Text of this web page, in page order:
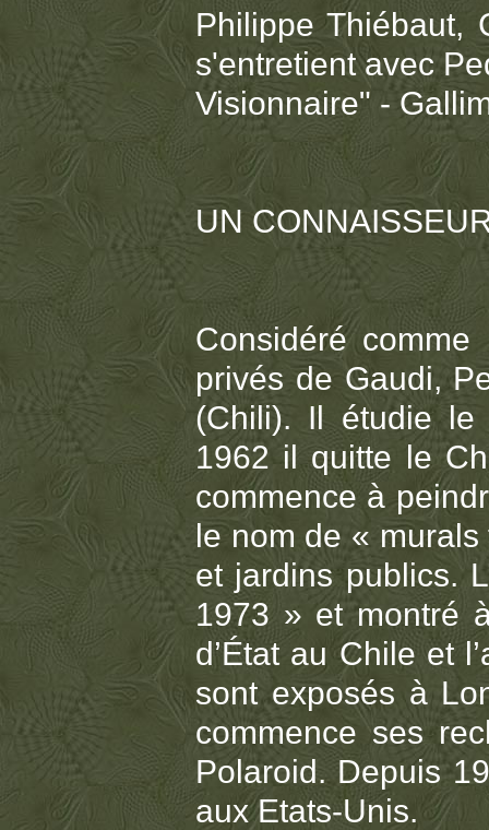
Philippe Thiébaut,
s'entretient avec
Visionnaire" -
UN
Considéré comme
privés de Gaudi,
(Chili). Il étudie
1962 il quitte le
commence à
le nom de «
et jardins publics.
1973 » et montré
d’État au Chile et
sont exposés à
commence ses
Polaroid. Depuis
aux Etats-Unis.